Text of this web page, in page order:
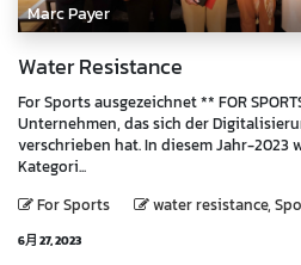
Marc Payer
Water Resistance
For Sports ausgezeichnet ** FOR
Unternehmen, das sich der
verschrieben hat. In diesem Jahr-2023
Kategori...
For Sports
water resistance,
6月 27, 2023